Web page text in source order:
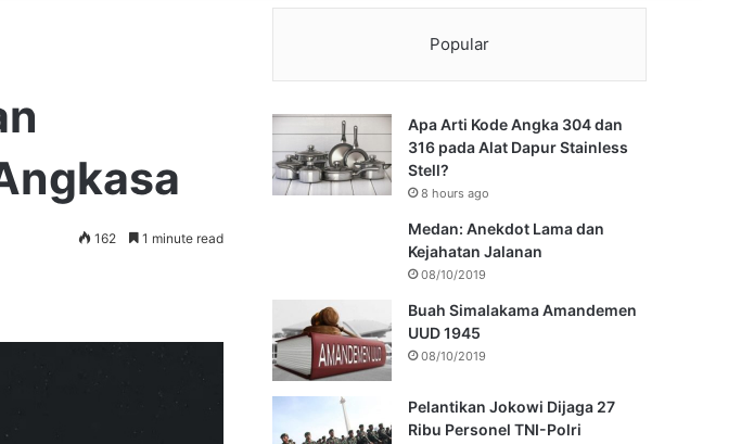
162 1 minute read
Popular
Apa Arti Kode Angka 304 dan
316 pada Alat Dapur Stainless
Stell?
8 hours ago
Medan: Anekdot Lama dan
Kejahatan Jalanan
08/10/2019
Buah Simalakama Amandemen
UUD 1945
08/10/2019
Pelantikan Jokowi Dijaga 27
Ribu Personel TNI-Polri